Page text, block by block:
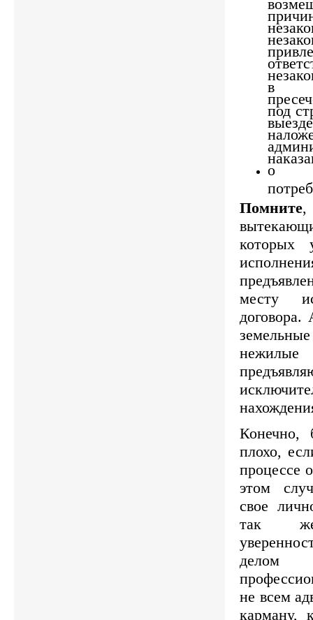
в
под
о
Помните
которых
месту
Конечно,
плохо,
процессе
этом
свое
так же
делом
не всем
карману,